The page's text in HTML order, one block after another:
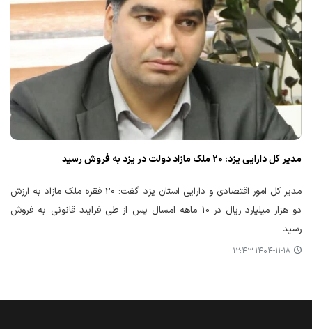
مدیر کل دارایی یزد: 20 ملک مازاد دولت در یزد به فروش رسید
مدیر کل امور اقتصادی و دارایی استان یزد گفت: 20 فقره ملک مازاد به ارزش
دو هزار میلیارد ریال در 10 ماهه امسال پس از طی فرایند قانونی به فروش
رسید.
۱۴۰۴-۱۱-۱۸ ۱۲:۴۳